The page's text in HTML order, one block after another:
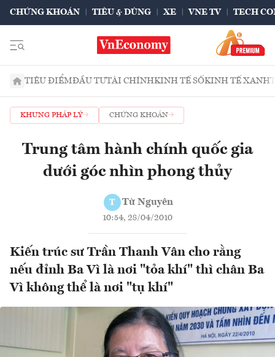
CHỨNG KHOÁN TIÊU & DÙNG XE VNE TV TECH
TIÊU ĐIỂMĐẦU TƯTÀI CHÍNHKINH TẾ SỐKINH TẾ XANH
KHUNG PHÁP LÝ CHỨNG KHOÁN
Trung tâm hành chính quốc gia
dưới góc nhìn phong thủy
T Từ Nguyên
10:54, 28/04/2010
Kiến trúc sư Trần Thanh Vân cho rằng
nếu đỉnh Ba Vì là nơi "tỏa khí" thì chân Ba
Vì không thể là nơi "tụ khí"